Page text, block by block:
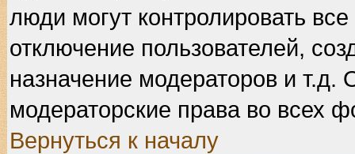
люди могут контролировать
отключение пользователей,
назначение модераторов и
модераторские права во всех
Вернуться к началу